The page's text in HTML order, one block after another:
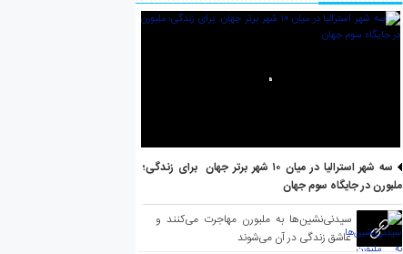
سه شهر استرالیا در میان ۱۰ شهر برتر جهان برای زندگی؛
ملبورن در جایگاه سوم جهان
سیدنی‌نشین‌ها به ملبورن مهاجرت می‌کنند و
عاشق زندگی در آن می‌شوند